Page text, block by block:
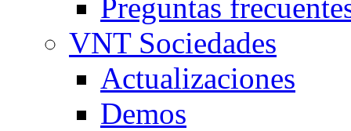
Preguntas
VNT Sociedades
Actualizaciones
Demos